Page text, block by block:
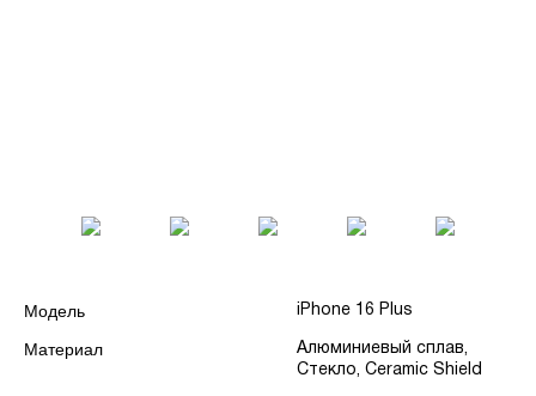
Модель iPhone 16 Plus
Материал
Алюминиевый сплав,
Стекло, Ceramic Shield